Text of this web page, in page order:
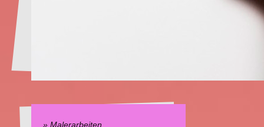
Malerarbeiten